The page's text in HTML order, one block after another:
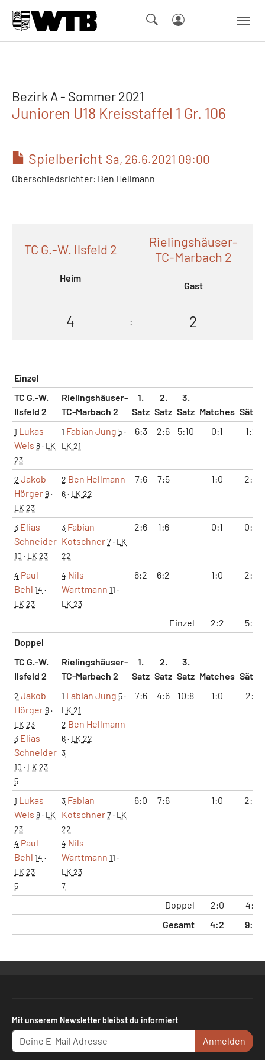
Bezirk A - Sommer 2021
Junioren U18 Kreisstaffel 1 Gr. 106
Spielbericht Sa, 26.6.2021 09:00
Oberschiedsrichter: Ben Hellmann
TC G.-W. Ilsfeld 2
Heim
Rielingshäuser-
TC-Marbach 2
Gast
4 : 2
Einzel
TC G.-W.
Ilsfeld 2
Rielingshäuser-
TC-Marbach 2
1.
Satz
2.
Satz
3.
Satz Matches Sätze
1 Lukas
Weis 8· LK
23
1 Fabian Jung 5·
LK 21
6:3 2:6 5:10 0:1 1:2
2 Jakob
Hörger9·
LK 23
2 Ben Hellmann
6· LK 22
7:6 7:5 1:0 2:0
3 Elias
Schneider
10 · LK 23
3 Fabian
Kotschner7· LK
22
2:6 1:6 0:1 0:2
4 Paul
Behl 14 ·
LK 23
4 Nils
Warttmann 11 ·
LK 23
6:2 6:2 1:0 2:0
Einzel 2:2
5:4
Doppel
TC G.-W.
Ilsfeld 2
Rielingshäuser-
TC-Marbach 2
1.
Satz
2.
Satz
3.
Satz Matches Sätze
2 Jakob
Hörger9·
LK 23
3 Elias
Schneider
10 · LK 23
5
1 Fabian Jung 5·
LK 21
2 Ben Hellmann
6· LK 22
3
7:6 4:6 10:8 1:0 2:1
1 Lukas
Weis 8· LK
23
4 Paul
Behl 14 ·
LK 23
5
3 Fabian
Kotschner7· LK
22
4 Nils
Warttmann 11 ·
LK 23
7
6:0 7:6 1:0 2:0
Doppel 2:0
4:1
Gesamt
4:2 9:5
Mit unserem Newsletter bleibst du informiert
Anmelden